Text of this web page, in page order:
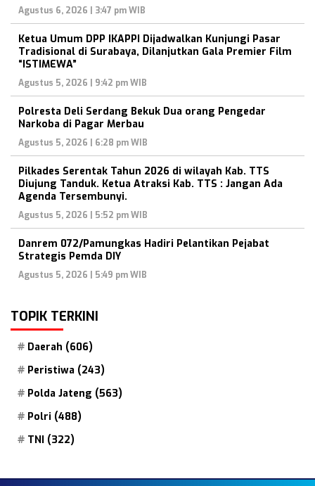
Agustus 6, 2026 | 3:47 pm WIB
Ketua Umum DPP IKAPPI Dijadwalkan Kunjungi Pasar
Tradisional di Surabaya, Dilanjutkan Gala Premier Film
“ISTIMEWA”
Agustus 5, 2026 | 9:42 pm WIB
Polresta Deli Serdang Bekuk Dua orang Pengedar
Narkoba di Pagar Merbau
Agustus 5, 2026 | 6:28 pm WIB
Pilkades Serentak Tahun 2026 di wilayah Kab. TTS
Diujung Tanduk. Ketua Atraksi Kab. TTS : Jangan Ada
Agenda Tersembunyi.
Agustus 5, 2026 | 5:52 pm WIB
Danrem 072/Pamungkas Hadiri Pelantikan Pejabat
Strategis Pemda DIY
Agustus 5, 2026 | 5:49 pm WIB
TOPIK TERKINI
Daerah (606)
Peristiwa (243)
Polda Jateng (563)
Polri (488)
TNI (322)